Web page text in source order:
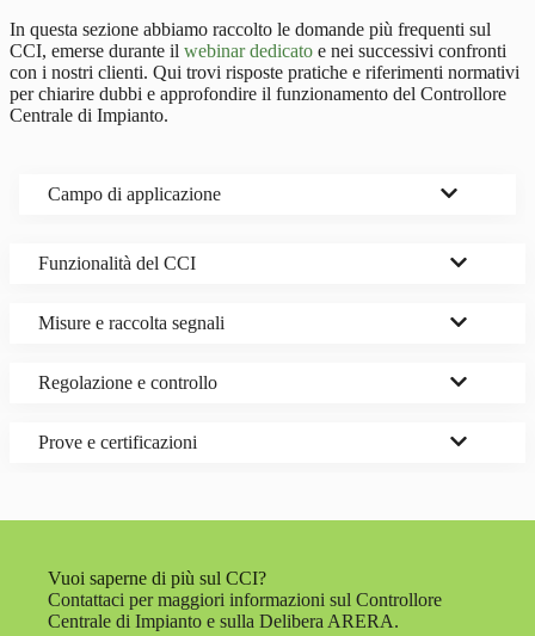
In questa sezione abbiamo raccolto le domande più frequenti sul
CCI, emerse durante il webinar dedicato e nei successivi confronti
con i nostri clienti. Qui trovi risposte pratiche e riferimenti normativi
per chiarire dubbi e approfondire il funzionamento del Controllore
Centrale di Impianto.
Campo di applicazione
Funzionalità del CCI
Misure e raccolta segnali
Regolazione e controllo
Prove e certificazioni
Vuoi saperne di più sul CCI?
Contattaci per maggiori informazioni sul Controllore
Centrale di Impianto e sulla Delibera ARERA.